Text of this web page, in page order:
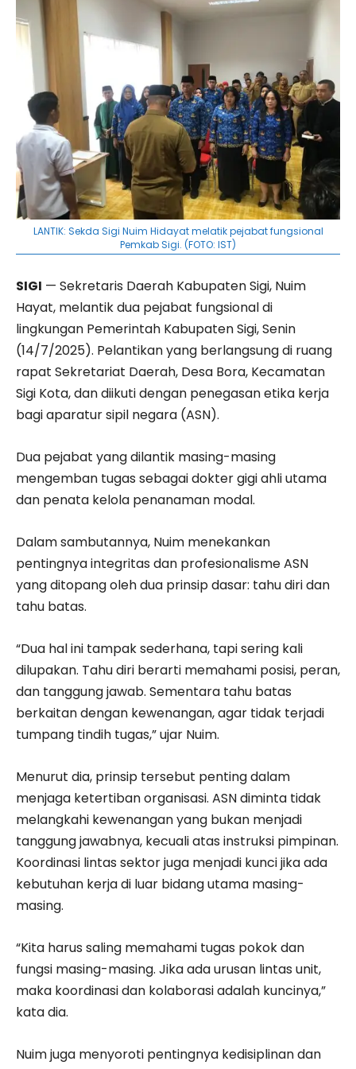
LANTIK: Sekda Sigi Nuim Hidayat melatik pejabat fungsional
Pemkab Sigi. (FOTO: IST)
SIGI — Sekretaris Daerah Kabupaten Sigi, Nuim
Hayat, melantik dua pejabat fungsional di
lingkungan Pemerintah Kabupaten Sigi, Senin
(14/7/2025). Pelantikan yang berlangsung di ruang
rapat Sekretariat Daerah, Desa Bora, Kecamatan
Sigi Kota, dan diikuti dengan penegasan etika kerja
bagi aparatur sipil negara (ASN).
Dua pejabat yang dilantik masing-masing
mengemban tugas sebagai dokter gigi ahli utama
dan penata kelola penanaman modal.
Dalam sambutannya, Nuim menekankan
pentingnya integritas dan profesionalisme ASN
yang ditopang oleh dua prinsip dasar: tahu diri dan
tahu batas.
“Dua hal ini tampak sederhana, tapi sering kali
dilupakan. Tahu diri berarti memahami posisi, peran,
dan tanggung jawab. Sementara tahu batas
berkaitan dengan kewenangan, agar tidak terjadi
tumpang tindih tugas,” ujar Nuim.
Menurut dia, prinsip tersebut penting dalam
menjaga ketertiban organisasi. ASN diminta tidak
melangkahi kewenangan yang bukan menjadi
tanggung jawabnya, kecuali atas instruksi pimpinan.
Koordinasi lintas sektor juga menjadi kunci jika ada
kebutuhan kerja di luar bidang utama masing-
masing.
“Kita harus saling memahami tugas pokok dan
fungsi masing-masing. Jika ada urusan lintas unit,
maka koordinasi dan kolaborasi adalah kuncinya,”
kata dia.
Nuim juga menyoroti pentingnya kedisiplinan dan